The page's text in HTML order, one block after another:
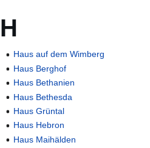
H
Haus auf dem Wimberg
Haus Berghof
Haus Bethanien
Haus Bethesda
Haus Grüntal
Haus Hebron
Haus Maihälden